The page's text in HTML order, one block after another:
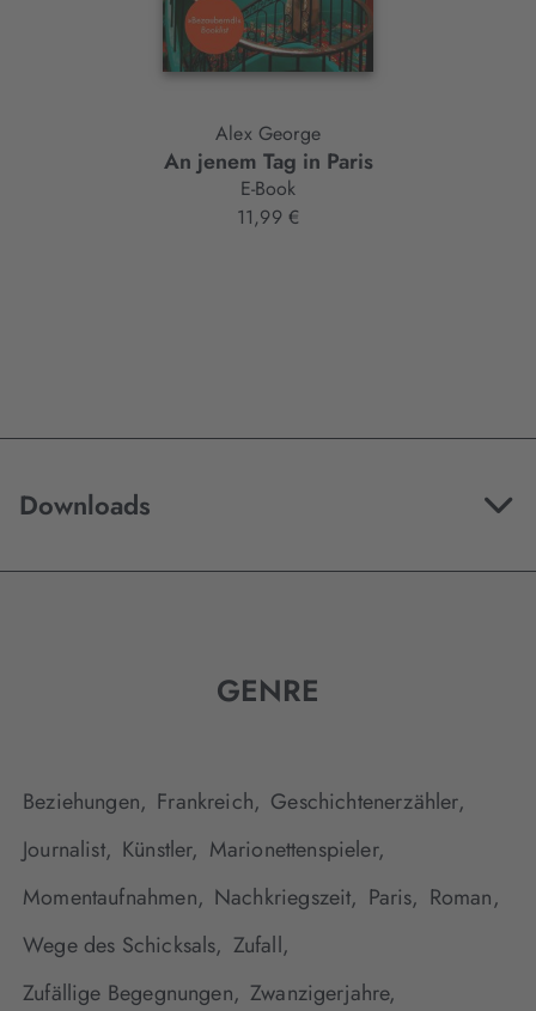
Alex George
An jenem Tag in Paris
E-Book
11,99 €
Downloads
GENRE
Beziehungen, Frankreich, Geschichtenerzähler,
Journalist, Künstler, Marionettenspieler,
Momentaufnahmen, Nachkriegszeit, Paris, Roman,
Wege des Schicksals, Zufall,
Zufällige Begegnungen, Zwanzigerjahre,